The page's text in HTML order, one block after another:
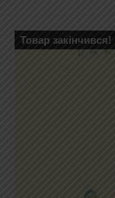
Товар закінчився!